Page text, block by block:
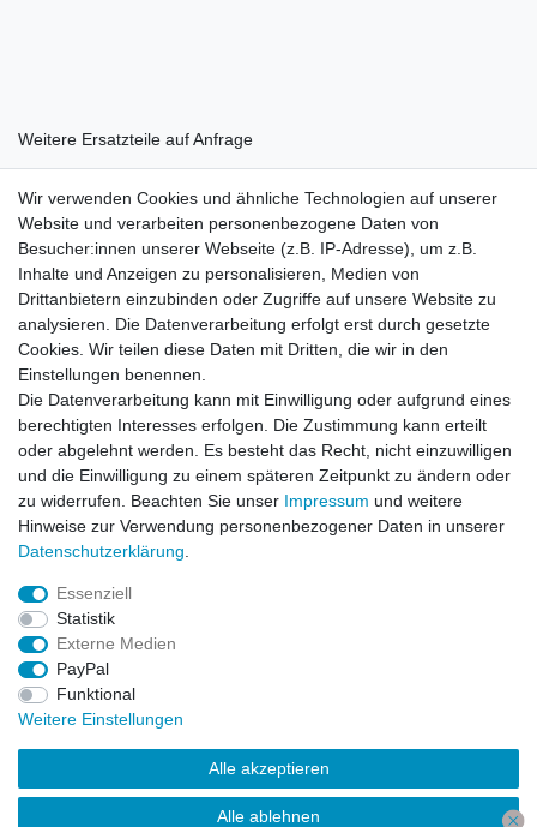
Weitere Ersatzteile auf Anfrage
Rechtliches
AGB
Widerrufsrecht
Impressum
Datenschutzerklärung
Service
Kontakt
Datenschutzerklärung
FAQ / Ratgeber
Kinderquad
E-Bikes / Pedelecs
Dirt Bike & Pocketbike
Quad & ATV
Kinderbuggy | Gokart
© Copyright 2026 | Alle Rechte vorbehalten.
Wir verwenden Cookies und ähnliche Technologien auf unserer
Website und verarbeiten personenbezogene Daten von
Besucher:innen unserer Webseite (z.B. IP-Adresse), um z.B.
Inhalte und Anzeigen zu personalisieren, Medien von
Drittanbietern einzubinden oder Zugriffe auf unsere Website zu
analysieren. Die Datenverarbeitung erfolgt erst durch gesetzte
Cookies. Wir teilen diese Daten mit Dritten, die wir in den
Einstellungen benennen.
Die Datenverarbeitung kann mit Einwilligung oder aufgrund eines
berechtigten Interesses erfolgen. Die Zustimmung kann erteilt
oder abgelehnt werden. Es besteht das Recht, nicht einzuwilligen
und die Einwilligung zu einem späteren Zeitpunkt zu ändern oder
zu widerrufen. Beachten Sie unser Impressum und weitere
Hinweise zur Verwendung personenbezogener Daten in unserer
Daten­schutz­erklärung
Essenziell
Statistik
Externe Medien
PayPal
Funktional
Weitere Einstellungen
Alle akzeptieren
Alle ablehnen